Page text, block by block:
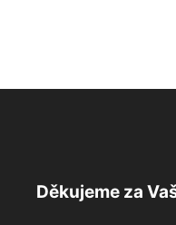
Děkujeme za